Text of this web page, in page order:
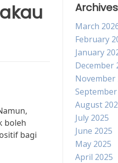
boleh
bagi
Archives
March
February
January
December
November
August
July 2025
June 2025
May 2025
April 2025